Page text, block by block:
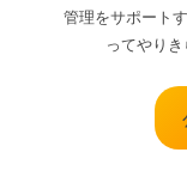
管理をサポート
ってやり